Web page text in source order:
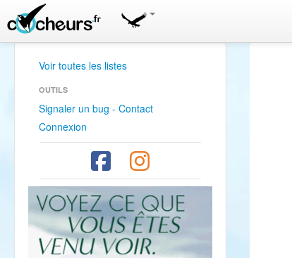
Voir toutes les listes
OUTILS
Signaler un bug - Contact
Connexion